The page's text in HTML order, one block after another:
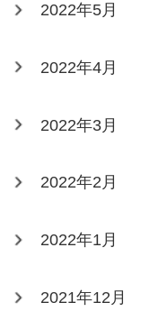
2022年5月
2022年4月
2022年3月
2022年2月
2022年1月
2021年12月